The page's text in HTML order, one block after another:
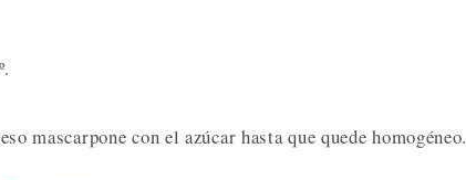
mascarpone con el azúcar hasta que quede homogéneo.